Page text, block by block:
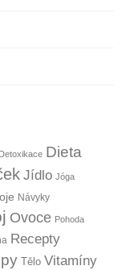
Detoxikace Dieta
Jídlo Jóga
Návyky
Ovoce Pohoda
Recepty
Tělo Vitamíny